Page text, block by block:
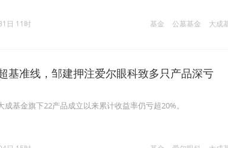
基金 公墓基金 大成
日 11时
基准线，邹建押注爱尔眼科致多只产品深亏
基金旗下22产品成立以来累计收益率仍亏超20%。